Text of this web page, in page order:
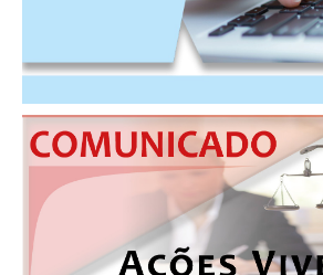
PALAVRA DO MURILO
NOTÍCIAS
CONTEÚDO ESPECIAL
JORNAL DO ENGENHEIRO